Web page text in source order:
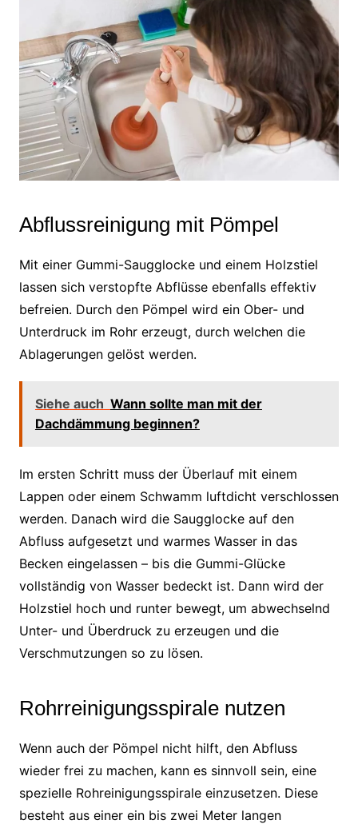
Abflussreinigung mit Pömpel
Mit einer Gummi-Saugglocke und einem Holzstiel
lassen sich verstopfte Abflüsse ebenfalls effektiv
befreien. Durch den Pömpel wird ein Ober- und
Unterdruck im Rohr erzeugt, durch welchen die
Ablagerungen gelöst werden.
Siehe auch Wann sollte man mit der
Dachdämmung beginnen?
Im ersten Schritt muss der Überlauf mit einem
Lappen oder einem Schwamm luftdicht verschlossen
werden. Danach wird die Saugglocke auf den
Abfluss aufgesetzt und warmes Wasser in das
Becken eingelassen – bis die Gummi-Glücke
vollständig von Wasser bedeckt ist. Dann wird der
Holzstiel hoch und runter bewegt, um abwechselnd
Unter- und Überdruck zu erzeugen und die
Verschmutzungen so zu lösen.
Rohrreinigungsspirale nutzen
Wenn auch der Pömpel nicht hilft, den Abfluss
wieder frei zu machen, kann es sinnvoll sein, eine
spezielle Rohreinigungsspirale einzusetzen. Diese
besteht aus einer ein bis zwei Meter langen